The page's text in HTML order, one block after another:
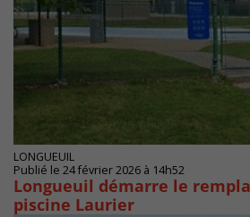
LONGUEUIL
Publié le 24 février 2026 à 14h52
Longueuil démarre le
piscine Laurier